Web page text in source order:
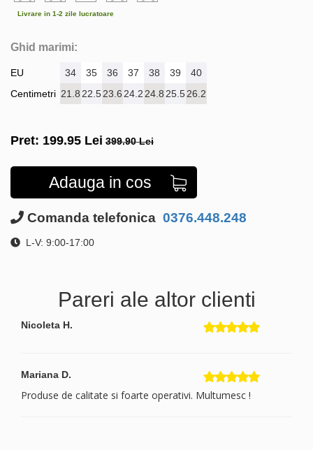
Livrare in 1-2 zile lucratoare
Ghid marimi:
EU
Centimetri
34 35 36 37 38 39
40
21.8 22.523.6 24.2 24.8 25.526.2
Pret: 199.95 Lei 399.90 Lei
Adauga in cos
Comanda telefonica 0376.448.248
L-V: 9:00-17:00
Pareri ale altor clienti
Nicoleta H.
Mariana D.
Produse de calitate si foarte operativi. Multumesc !